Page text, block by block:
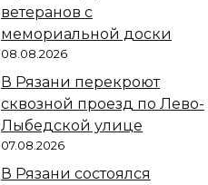
ветеранов с
мемориальной доски
08.08.2026
В Рязани перекроют
сквозной проезд по Лево-
Лыбедской улице
07.08.2026
В Рязани состоялся